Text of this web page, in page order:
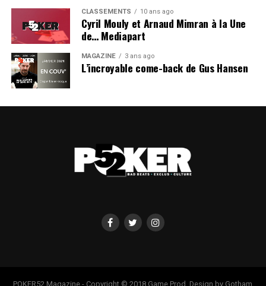
CLASSEMENTS 10 ans ago
Cyril Mouly et Arnaud Mimran à la Une
de… Mediapart
MAGAZINE 3 ans ago
L’incroyable come-back de Gus Hansen
POKER52 Magazine - Copyright © 2018 Game Prod. Design by Gotham